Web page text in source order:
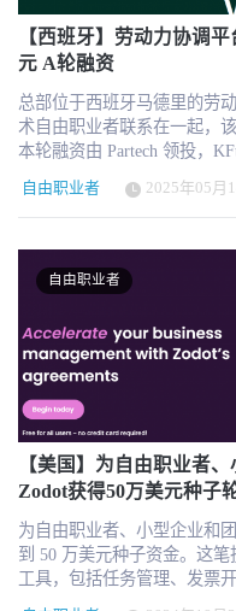
Engineering 子类增长更是高
类”，而成为带动全平台交
目的人均支出是平台平均的3
总数从去年同期的86.8万下
体交易额（GSV）基本持平
每位客户的GSV上涨至5002
摆脱“零散、低价”的平台形
服务包。该产品本季度的交
长45%，35%为新客户，说
的客户群体。 企业用工：
在本季度最具战略意义的动
及对美国数字用工平台
旗下新成立的企业子公司，
力资源”需求。 Bubty 提供
支持从自由职业者到W-2类
W-2合同工的API集成与管理
SOW、Staff Augmentation
着全球6500亿美元的企业灵
位已经从“自由职业撮合平台
争对手不再局限于
Papaya Global 等新一代合
渗透平台各项运营流程 除了
【西班牙】劳动力协调
元 A轮融资
总部位于西班牙马德里的劳
术自由职业者联系在一起，
本轮融资由 Partech 领投，
和 Wayra 跟投。 公司打算利用这笔资金将平台扩展到整个欧洲，推
动新渠道和现有渠道的有机
由职业者和企业提供服务的目标。 Shakers 于 2021
Mata（首席执行官）、Nico
Pedro（首席运营官）和
个劳动力协调平台，将企业
经过审核的自由职业者和
Inditex 和西班牙电信公司，
行、保险和生产力工具等综
职业者赋能 关于Shakers 我们的使命是打造下一代工作方式。我们
正在通过创建一个平台和基
能代理能够无缝协作，从而
作方式。
自由职业者 2025年05月
自由职业者
【美国】为自由职业者
Zodot获得50万美元种子
平台
为自由职业者、小型企业和
到 50 万美元种子资金。这
工具，包括任务管理、发票
简化运营，提高生产率。 Zodot 提供端到端解决方案，将基本业务